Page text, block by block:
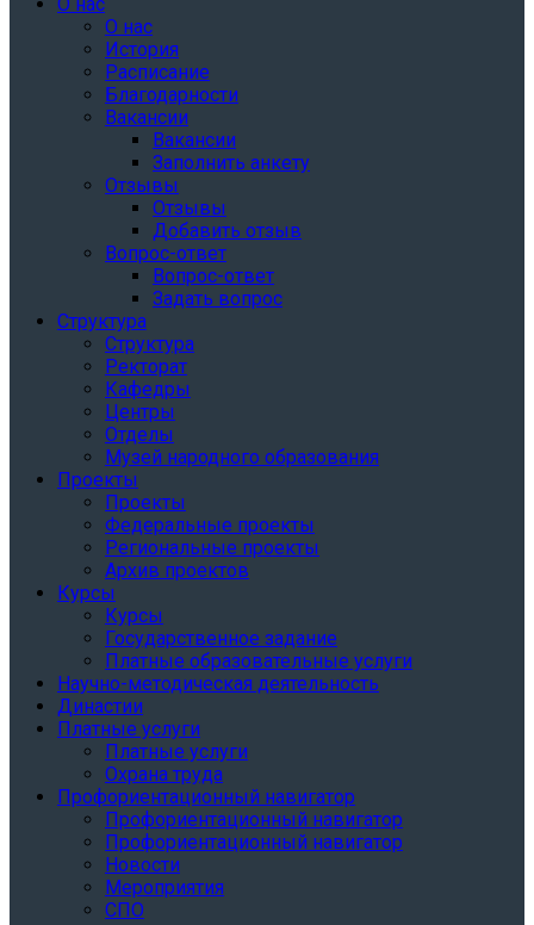
О нас
История
Расписание
Благодарности
Вакансии
Вакансии
Заполнить анкету
Отзывы
Отзывы
Добавить отзыв
Вопрос-ответ
Вопрос-ответ
Задать вопрос
Структура
Структура
Ректорат
Кафедры
Центры
Отделы
Музей народного образования
Проекты
Проекты
Федеральные проекты
Региональные проекты
Архив проектов
Курсы
Курсы
Государственное задание
Платные образовательные услуги
Научно-методическая деятельность
Династии
Платные услуги
Платные услуги
Охрана труда
Профориентационный навигатор
Профориентационный навигатор
Профориентационный навигатор
Новости
Мероприятия
СПО